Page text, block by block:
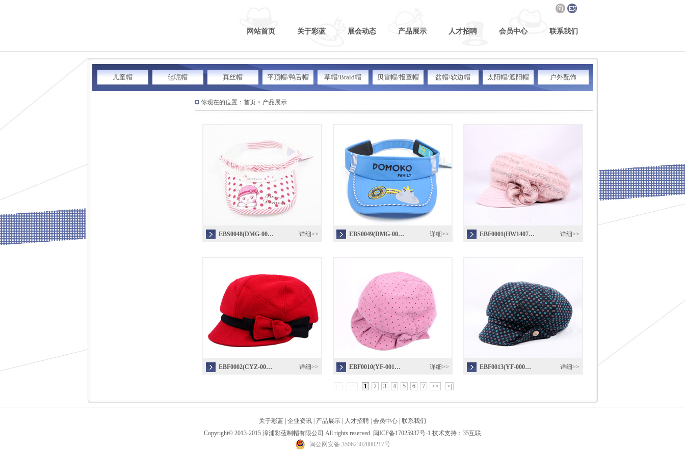
网站首页 关于彩蓝 展会动态 产品展示 人才招聘 会员中心 联系我们
儿童帽 毡呢帽 真丝帽 平顶帽/鸭舌帽 草帽/Braid帽 贝雷帽/报童帽 盆帽/软边帽 太阳帽/遮阳帽 户外配饰
你现在的位置：首页 > 产品展示
EBS0048(DMG-00… 详细>> EBS0049(DMG-00… 详细>> EBF0001(HW1407… 详细>>
EBF0002(CYZ-00… 详细>> EBF0010(YF-001… 详细>> EBF0013(YF-000… 详细>>
1 2 3 4 5 6 7 >> >|
关于彩蓝 企业资讯 产品展示 人才招聘 会员中心 联系我们
Copyright© 2013-2015 漳浦彩蓝制帽有限公司 All rights reserved. 闽ICP备17025937号-1 技术支持：35互联
闽公网安备 35062302000217号